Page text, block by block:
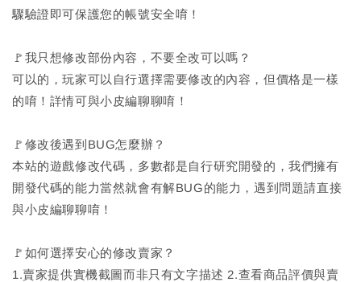
驟驗證即可保護您的帳號安全唷！
🚩我只想修改部份內容，不要全改可以嗎？
可以的，玩家可以自行選擇需要修改的內容，但價格是一樣
的唷！詳情可與小皮編聊聊唷！
🚩修改後遇到BUG怎麼辦？
本站的遊戲修改代碼，多數都是自行研究開發的，我們擁有
開發代碼的能力當然就會有解BUG的能力，遇到問題請直接
與小皮編聊聊唷！
🚩如何選擇安心的修改賣家？
1.賣家提供實機截圖而非只有文字描述 2.查看商品評價與賣